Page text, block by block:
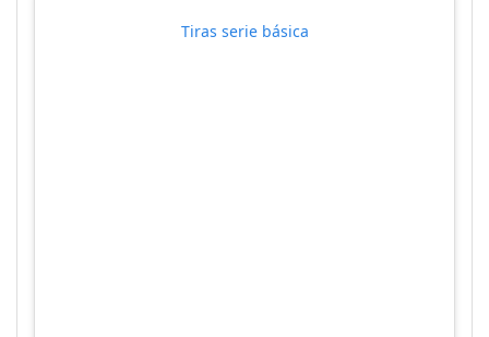
Tiras serie básica